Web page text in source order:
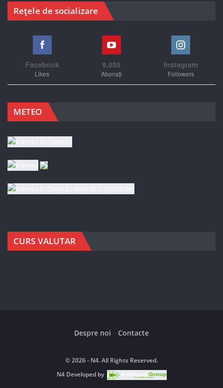
Rețele de socializare
Facebook
Likes
8,050
Abonați
Instagram
Followers
METEO
CURS VALUTAR
Despre noi Contacte
© 2026 - N4. All Rights Reserved.
N4Developed by